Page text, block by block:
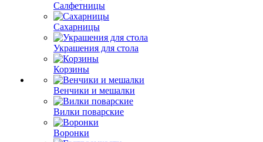
Салфетницы
Сахарницы
Украшения для стола
Корзины
Венчики и мешалки
Вилки поварские
Воронки